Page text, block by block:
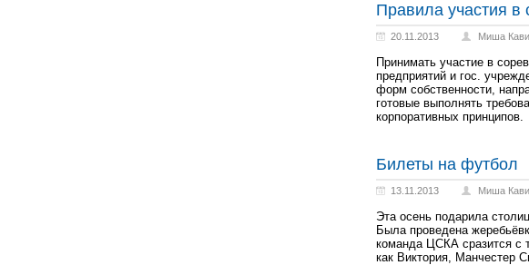
Правила участия в
20.11.2013 Миша
Принимать участие в
предприятий и гос.
форм собственности,
готовые выполнять
корпоративных принципов.
Билеты на футбол
13.11.2013 Миша
Эта осень подарила
Была проведена
команда ЦСКА сразится с
как Виктория, Манчестер